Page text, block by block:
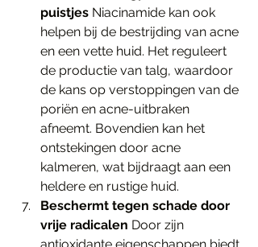
puistjes Niacinamide kan ook
helpen bij de bestrijding van acne
en een vette huid. Het reguleert
de productie van talg, waardoor
de kans op verstoppingen van de
poriën en acne-uitbraken
afneemt. Bovendien kan het
ontstekingen door acne
kalmeren, wat bijdraagt aan een
heldere en rustige huid.
Beschermt tegen schade door
vrije radicalen Door zijn
antioxidante eigenschappen biedt